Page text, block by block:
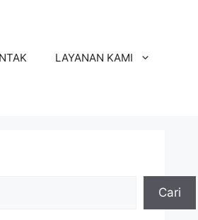
LAYANAN KAMI
Cari